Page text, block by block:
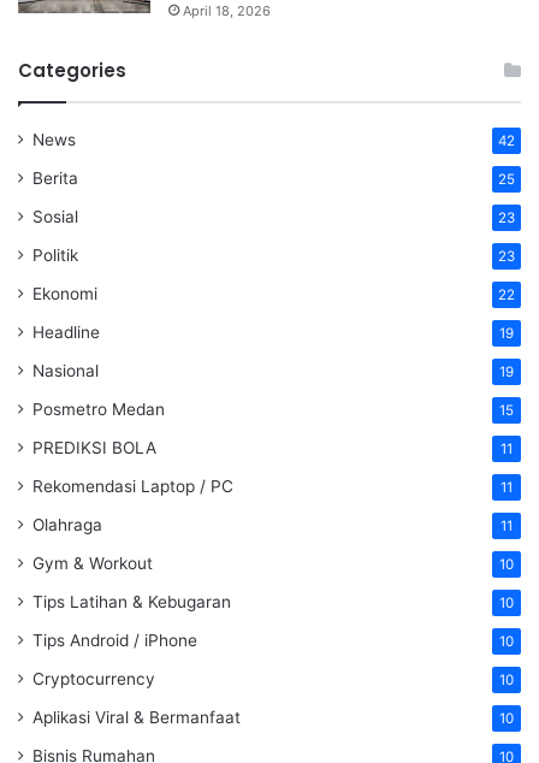
April 18, 2026
Categories
News 42
Berita 25
Sosial 23
Politik 23
Ekonomi 22
Headline 19
Nasional 19
Posmetro Medan 15
PREDIKSI BOLA 11
Rekomendasi Laptop / PC 11
Olahraga 11
Gym & Workout 10
Tips Latihan & Kebugaran 10
Tips Android / iPhone 10
Cryptocurrency 10
Aplikasi Viral & Bermanfaat 10
Bisnis Rumahan 10